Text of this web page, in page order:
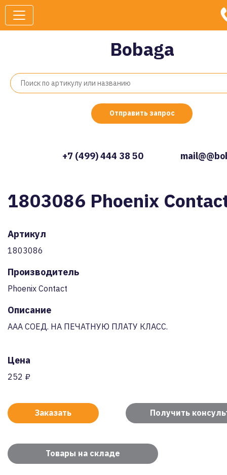
Bobaga
Отправить запрос
+7 (499) 444 38 50
1803086 Phoenix
Артикул
1803086
Производитель
Phoenix Contact
Описание
AAA СОЕД. НА ПЕЧАТНУЮ ПЛАТУ КЛАСС.
Цена
252 ₽
Заказать Получить
Товары на складе